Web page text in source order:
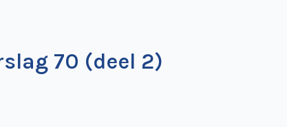
70 (deel 2)